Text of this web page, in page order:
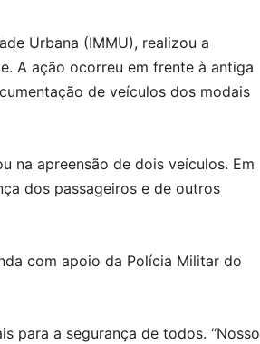
Urbana (IMMU), realizou a
A ação ocorreu em frente à antiga
de veículos dos modais
na apreensão de dois veículos. Em
dos passageiros e de outros
com apoio da Polícia Militar do
para a segurança de todos. “Nosso